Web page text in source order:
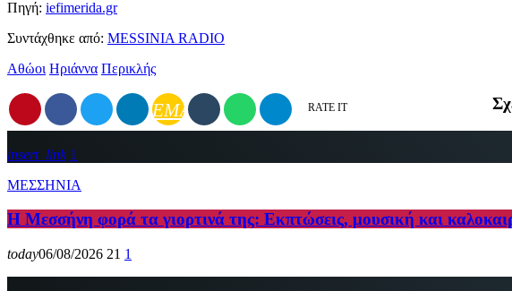
Πηγή: iefimerida.gr
Συντάχθηκε από: MESSINIA RADIO
Αθώοι Ηριάννα Περικλής
EMAIL RATE IT
insert_link 1
ΜΕΣΣΗΝΙΑ
Η Μεσσήνη φορά τα γιορτινά της: Εκπτώσεις, μουσική και
today06/08/2026 21 1